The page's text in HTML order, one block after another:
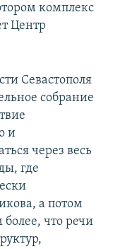
комплекс
Центр
Севастополя
собрание
и
через весь
где
а потом
что речи